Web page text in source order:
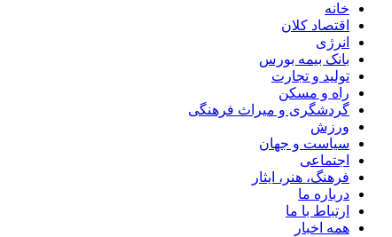
خانه
اقتصاد کلان
انرژی
بانک بیمه بورس
تولید و تجارت
راه و مسکن
گردشگری و میراث فرهنگی
ورزش
سیاست و جهان
اجتماعی
فرهنگ، هنر، ایثار
درباره ما
ارتباط با ما
همه اخبار